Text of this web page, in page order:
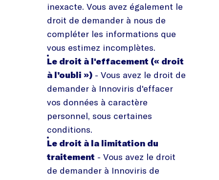
inexacte. Vous avez également le
droit de demander à nous de
compléter les informations que
vous estimez incomplètes.
Le droit à l'effacement (« droit
à l’oubli ») - Vous avez le droit de
demander à Innoviris d'effacer
vos données à caractère
personnel, sous certaines
conditions.
Le droit à la limitation du
traitement - Vous avez le droit
de demander à Innoviris de